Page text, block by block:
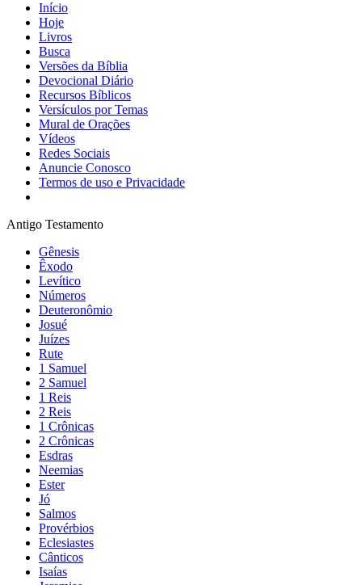
Início
Hoje
Livros
Busca
Versões da Bíblia
Devocional Diário
Recursos Bíblicos
Versículos por Temas
Mural de Orações
Vídeos
Redes Sociais
Anuncie Conosco
Termos de uso e Privacidade
Antigo Testamento
Gênesis
Êxodo
Levítico
Números
Deuteronômio
Josué
Juízes
Rute
1 Samuel
2 Samuel
1 Reis
2 Reis
1 Crônicas
2 Crônicas
Esdras
Neemias
Ester
Jó
Salmos
Provérbios
Eclesiastes
Cânticos
Isaías